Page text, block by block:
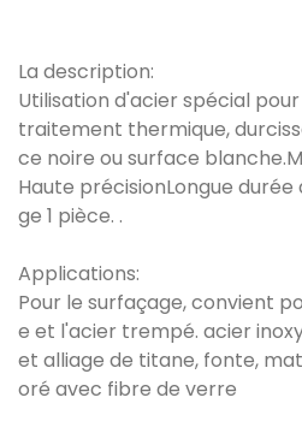
La description:
Utilisation d'acier spécial
traitement thermique,
ce noire ou surface
Haute précisionLongue durée
ge 1 pièce. .
Applications:
Pour le surfaçage, convient
e et l'acier trempé. acier
et alliage de titane, fonte,
oré avec fibre de verre